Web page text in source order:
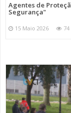
Agentes de
Segurança"
15 Maio 2026 74